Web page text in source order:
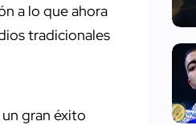
a lo que ahora
tradicionales
gran éxito